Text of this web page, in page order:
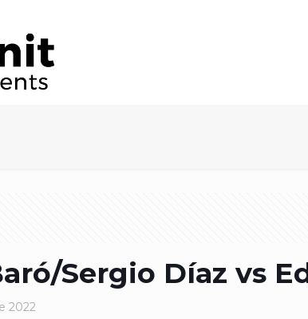
Sergio Díaz vs
2022